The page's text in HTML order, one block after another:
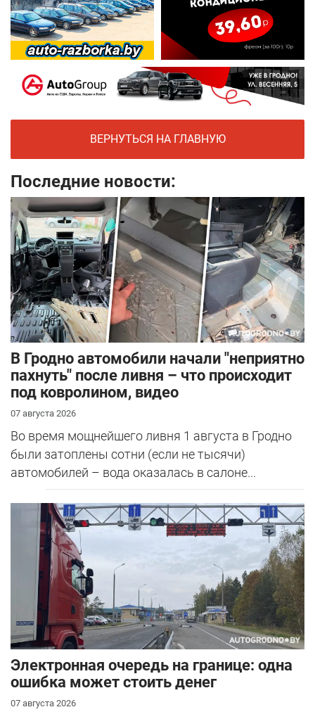
ВЕРНУТЬСЯ НА ГЛАВНУЮ
Последние новости:
В Гродно автомобили начали "неприятно
пахнуть" после ливня – что происходит
под ковролином, видео
07 августа 2026
Во время мощнейшего ливня 1 августа в Гродно
были затоплены сотни (если не тысячи)
автомобилей – вода оказалась в салоне...
Электронная очередь на границе: одна
ошибка может стоить денег
07 августа 2026